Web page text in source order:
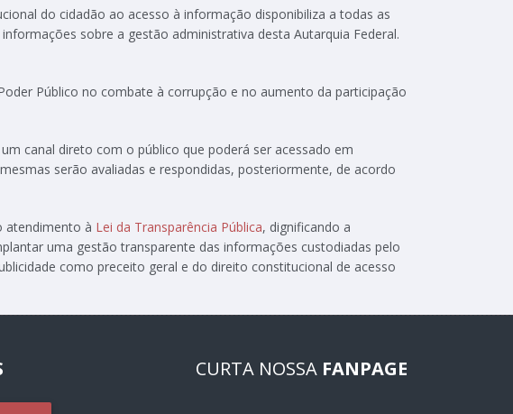
do cidadão ao acesso à informação disponibiliza a todas as
sobre a gestão administrativa desta Autarquia Federal.
Público no combate à corrupção e no aumento da participação
canal direto com o público que poderá ser acessado em
serão avaliadas e respondidas, posteriormente, de acordo
atendimento à Lei da Transparência Pública, dignificando a
uma gestão transparente das informações custodiadas pelo
como preceito geral e do direito constitucional de acesso
CURTA NOSSA FANPAGE